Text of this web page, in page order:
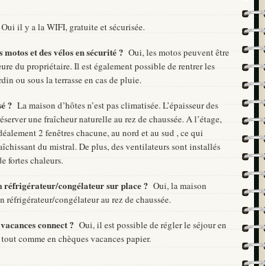
Oui il y a la WIFI, gratuite et sécurisée.
et des vélos en sécurité ? Oui, les motos peuvent être
du propriétaire. Il est également possible de rentrer les
ou sous la terrasse en cas de pluie.
? La maison d’hôtes n’est pas climatisée. L’épaisseur des
une fraîcheur naturelle au rez de chaussée. A l’étage,
2 fenêtres chacune, au nord et au sud , ce qui
du mistral. De plus, des ventilateurs sont installés
fortes chaleurs.
réfrigérateur/congélateur sur place ? Oui, la maison
réfrigérateur/congélateur au rez de chaussée.
connect ? Oui, il est possible de régler le séjour en
comme en chèques vacances papier.